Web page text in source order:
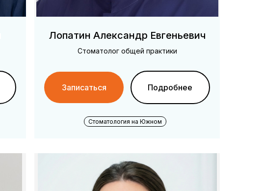
Лопатин Александр Евгеньевич
Стоматолог общей практики
Записаться Подробнее
Стоматология на Южном